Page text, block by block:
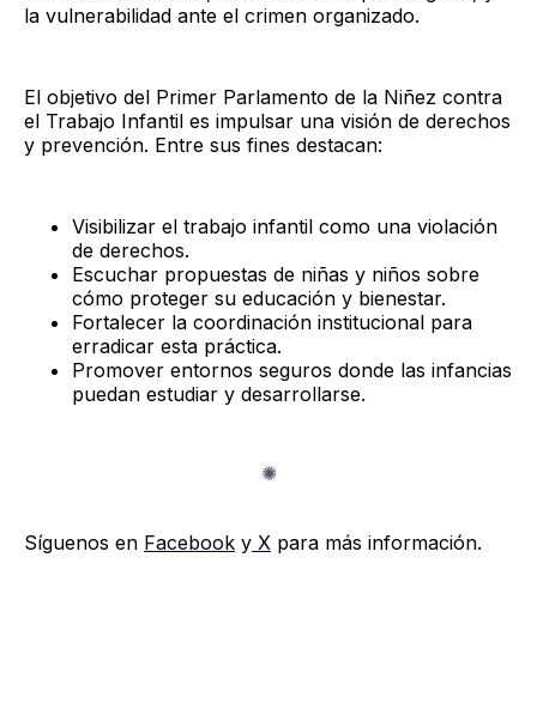
la vulnerabilidad ante el crimen organizado.
El objetivo del Primer Parlamento de la Niñez contra
el Trabajo Infantil es impulsar una visión de derechos
y prevención. Entre sus fines destacan:
Visibilizar el trabajo infantil como una violación
de derechos.
Escuchar propuestas de niñas y niños sobre
cómo proteger su educación y bienestar.
Fortalecer la coordinación institucional para
erradicar esta práctica.
Promover entornos seguros donde las infancias
puedan estudiar y desarrollarse.
Síguenos en Facebook y X para más información.